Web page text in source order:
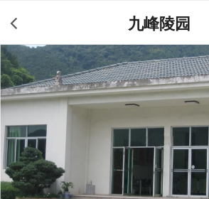
九峰陵园